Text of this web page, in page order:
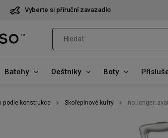
Vyberte si příruční zavazadlo
Batohy Deštníky Boty
podle konstrukce Skořepinové kufry